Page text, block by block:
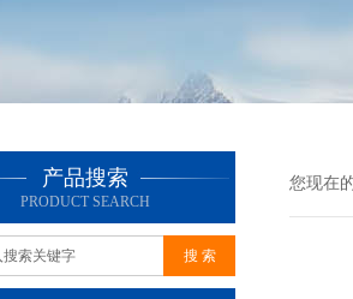
产品搜索
PRODUCT SEARCH
您现在